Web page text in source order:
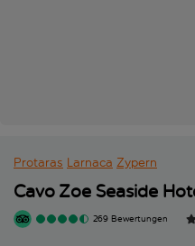
Protaras Larnaca Zypern
Cavo Zoe Seaside
269 Bewertungen